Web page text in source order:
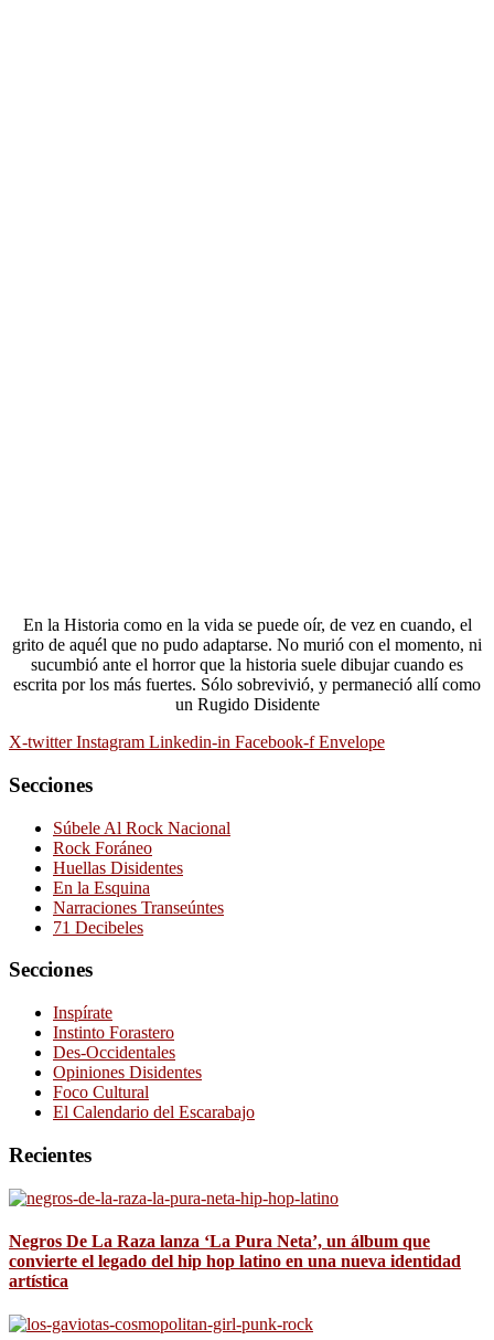
En la Historia como en la vida se puede oír, de vez en cuando, el
grito de aquél que no pudo adaptarse. No murió con el momento, ni
sucumbió ante el horror que la historia suele dibujar cuando es
escrita por los más fuertes. Sólo sobrevivió, y permaneció allí como
un Rugido Disidente
X-twitter Instagram Linkedin-in Facebook-f Envelope
Secciones
Súbele Al Rock Nacional
Rock Foráneo
Huellas Disidentes
En la Esquina
Narraciones Transeúntes
71 Decibeles
Secciones
Inspírate
Instinto Forastero
Des-Occidentales
Opiniones Disidentes
Foco Cultural
El Calendario del Escarabajo
Recientes
Negros De La Raza lanza ‘La Pura Neta’, un álbum que
convierte el legado del hip hop latino en una nueva identidad
artística